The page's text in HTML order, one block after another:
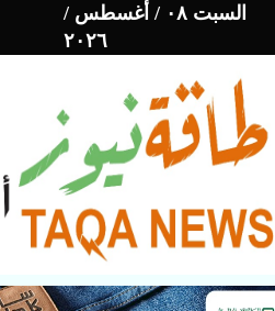
السبت ٠٨ / أغسطس /
٢٠٢٦